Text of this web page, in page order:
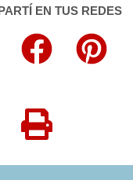
EN TUS REDES